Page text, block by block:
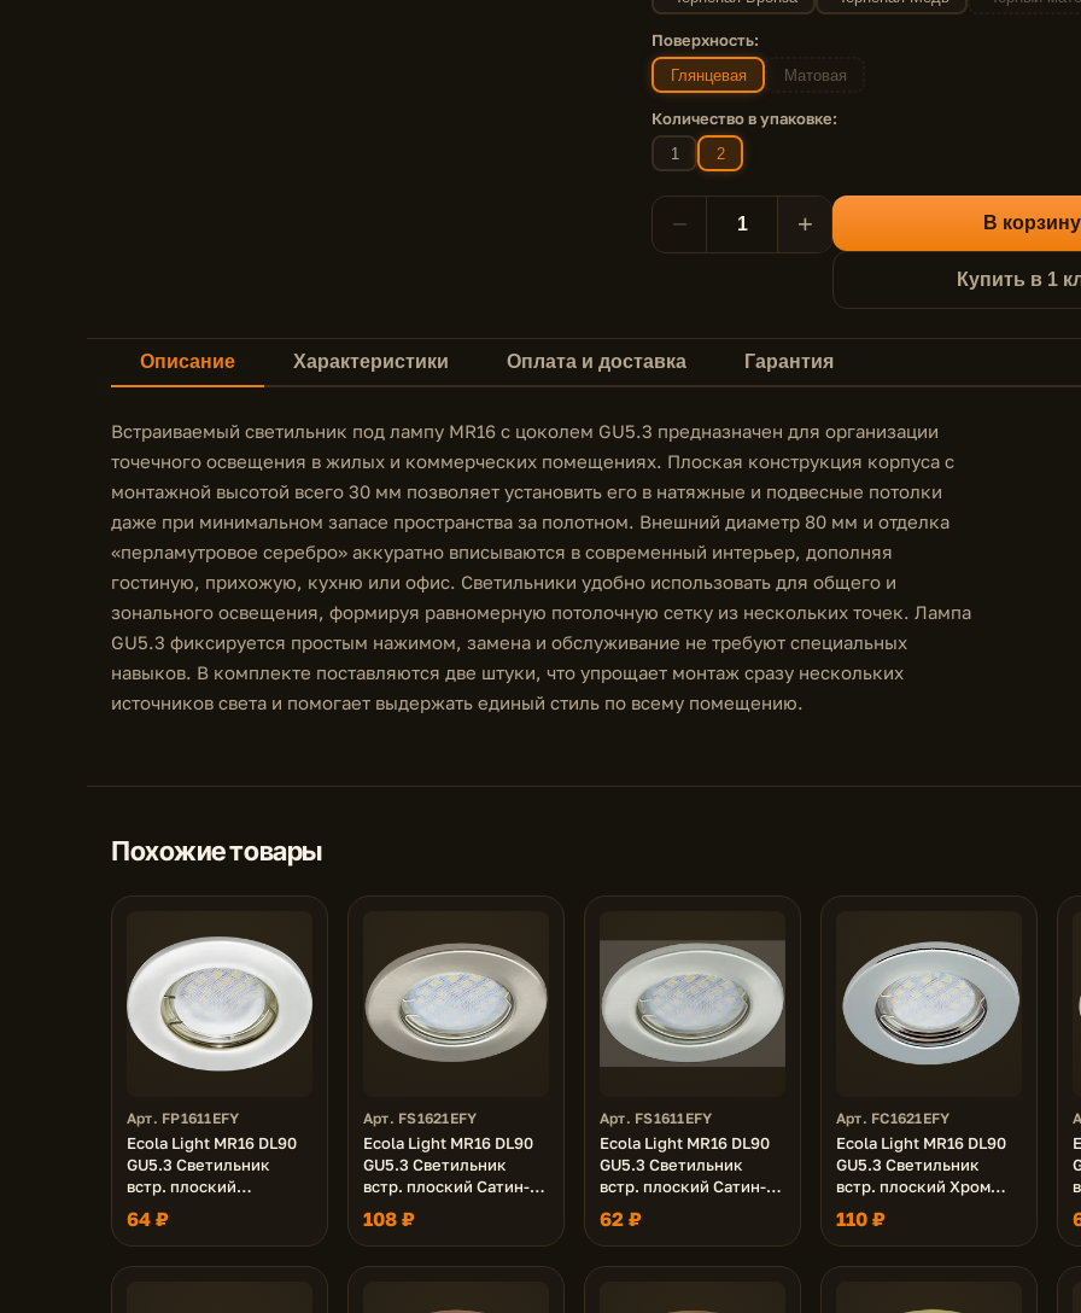
Поверхность:
Глянцевая Матовая
Количество в упаковке:
1 2
− + В корзину
Купить в 1
Описание Характеристики Оплата и доставка Гарантия
Встраиваемый светильник под лампу MR16 с цоколем GU5.3 предназначен для организации
точечного освещения в жилых и коммерческих помещениях. Плоская конструкция корпуса с
монтажной высотой всего 30 мм позволяет установить его в натяжные и подвесные потолки
даже при минимальном запасе пространства за полотном. Внешний диаметр 80 мм и отделка
«перламутровое серебро» аккуратно вписываются в современный интерьер, дополняя
гостиную, прихожую, кухню или офис. Светильники удобно использовать для общего и
зонального освещения, формируя равномерную потолочную сетку из нескольких точек. Лампа
GU5.3 фиксируется простым нажимом, замена и обслуживание не требуют специальных
навыков. В комплекте поставляются две штуки, что упрощает монтаж сразу нескольких
источников света и помогает выдержать единый стиль по всему помещению.
Похожие товары
Арт. FP1611EFY
Ecola Light MR16 DL90
GU5.3 Светильник
встр. плоский
Перламутровое
серебро 30x80 (кd74)
64 ₽
Арт. FS1621EFY
Ecola Light MR16 DL90
GU5.3 Светильник
встр. плоский Сатин-
Хром 30x80 - 2pack
(кd74)
108 ₽
Арт. FS1611EFY
Ecola Light MR16 DL90
GU5.3 Светильник
встр. плоский Сатин-
Хром 30x80 (кd74)
62 ₽
Арт. FC1621EFY
Ecola Light MR16 DL90
GU5.3 Светильник
встр. плоский Хром
30x80 - 2pack (кd74)
110 ₽